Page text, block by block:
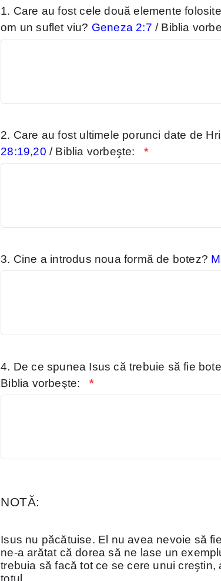
1. Care au fost cele două elemente
om un suflet viu? Geneza 2:7 / Biblia
2. Care au fost ultimele porunci date de
28:19,20 / Biblia vorbeşte:*
3. Cine a introdus noua formă de botez?
4. De ce spunea Isus că trebuie să fie
Biblia vorbeşte:*
NOTĂ:
Isus nu păcătuise. El nu avea nevoie să
ne-a arătat că dorea să ne lase un
trebuia să facă tot ce se cere unui
totul.